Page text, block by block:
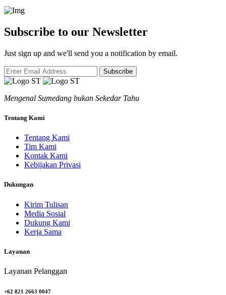
Subscribe to our Newsletter
Just sign up and we'll send you a notification by email.
Subscribe
Mengenal Sumedang bukan Sekedar Tahu
Tentang Kami
Tentang Kami
Tim Kami
Kontak Kami
Kebijakan Privasi
Dukungan
Kirim Tulisan
Media Sosial
Dukung Kami
Kerja Sama
Layanan
Layanan Pelanggan
+62 821 2663 0047